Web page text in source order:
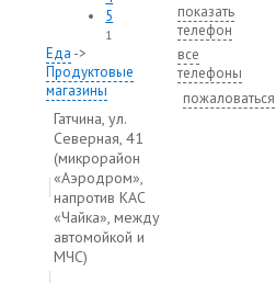
5
1
Еда ->
Продуктовые
магазины
Гатчина, ул.
Северная, 41
(микрорайон
«Аэродром»,
напротив КAС
«Чaйка», между
aвтомойкой и
МЧC)
показать
телефон
все
телефоны
пожаловаться